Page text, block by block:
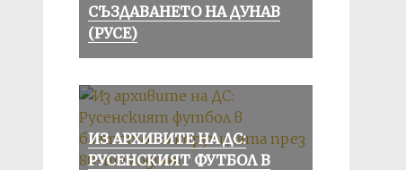
СЪЗДАВАНЕТО НА ДУНАВ
(РУСЕ)
ИЗ АРХИВИТЕ НА ДС:
РУСЕНСКИЯТ ФУТБОЛ В